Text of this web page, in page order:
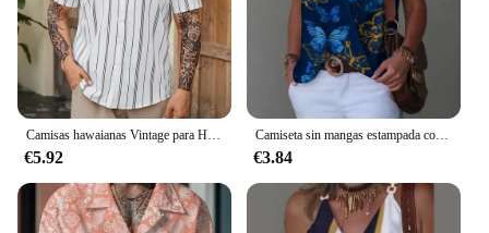
Camisas hawaianas Vintage para Hombre, camisa De manga corta a rayas, ropa De diseñador De calle De gran tamaño, Verano
€5.92
Camiseta sin mangas estampada con hebilla de Metal y cuello en V para mujer, Jersey holgado sin mangas, blusa femenina 2024
€3.84